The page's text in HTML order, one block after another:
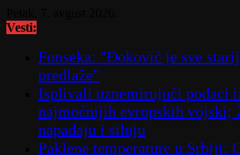
to
Vesti:
Fonseka: "Đoković je sve
predlaže"
Isplivali uznemirujući podaci
najmoćnijih evropskih vojski;
napadaju i siluju
Paklene temperature u Srbiji: